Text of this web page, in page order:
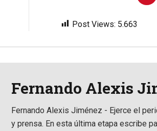
Post Views: 5.663
Fernando Alexis
Fernando Alexis Jiménez - Ejerce el
y prensa. En esta última etapa escribe